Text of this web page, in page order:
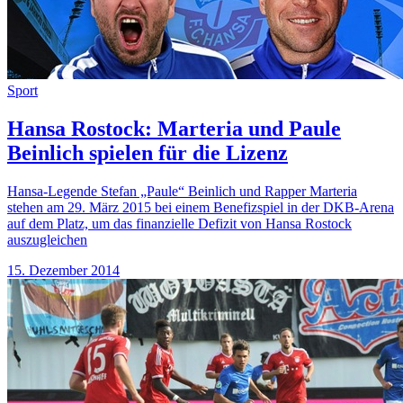
Sport
Hansa Rostock: Marteria und Paule
Beinlich spielen für die Lizenz
Hansa-Legende Stefan „Paule“ Beinlich und Rapper Marteria
stehen am 29. März 2015 bei einem Benefizspiel in der DKB-Arena
auf dem Platz, um das finanzielle Defizit von Hansa Rostock
auszugleichen
15. Dezember 2014